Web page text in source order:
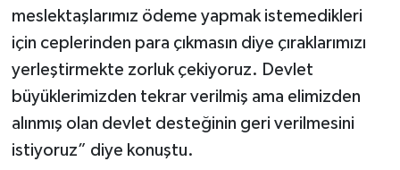
meslektaşlarımız ödeme yapmak istemedikleri
için ceplerinden para çıkmasın diye çıraklarımızı
yerleştirmekte zorluk çekiyoruz. Devlet
büyüklerimizden tekrar verilmiş ama elimizden
alınmış olan devlet desteğinin geri verilmesini
istiyoruz” diye konuştu.